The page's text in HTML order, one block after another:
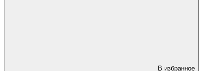
В избранное